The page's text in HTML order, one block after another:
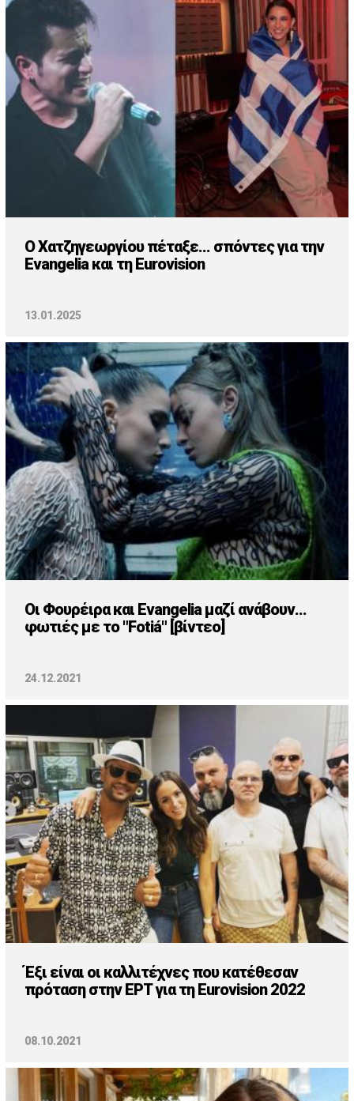
ΣΥΝΔΕΣΜΟΙ
Tv
Πρώτο
O Χατζηγεωργίου πέταξε... σπόντες για την
Evangelia και τη Eurovision
13.01.2025
Οι Φουρέιρα και Evangelia μαζί ανάβουν...
φωτιές με το "Fotiá" [βίντεο]
24.12.2021
Έξι είναι οι καλλιτέχνες που κατέθεσαν
πρόταση στην ΕΡΤ για τη Eurovision 2022
08.10.2021